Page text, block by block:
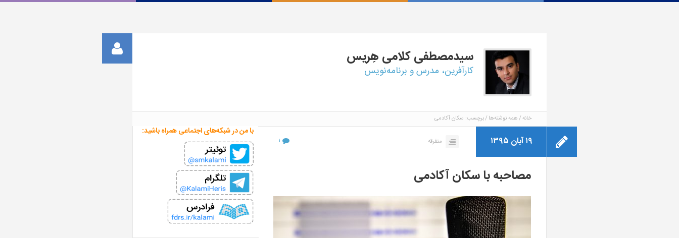
سیدمصطفیکلامی هِریس
کارآفرین، مدرس و برنامه‌نویس
خانه همه نوشته‌ها برچسب: سکان آکادمی
۱۹ آبان ۱۳۹۵ متفرقه ۱
مصاحبه با سکان آکادمی
با من در شبکه‌های اجتماعی همراه باشید: